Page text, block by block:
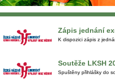
Zápis jednání
K dispozici zápis z
Soutěže LKSH
Spuštěny přihlášky do